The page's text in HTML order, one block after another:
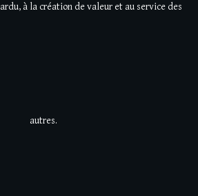
à la création de valeur et au service des
autres.